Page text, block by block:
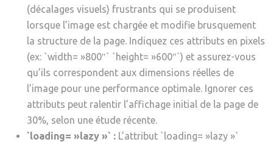
(décalages visuels) frustrants qui se produisent
lorsque l’image est chargée et modifie brusquement
la structure de la page. Indiquez ces attributs en pixels
(ex: `width= »800″` `height= »600″`) et assurez-vous
qu’ils correspondent aux dimensions réelles de
l’image pour une performance optimale. Ignorer ces
attributs peut ralentir l’affichage initial de la page de
30%, selon une étude récente.
`loading= »lazy »` : L’attribut `loading= »lazy »`